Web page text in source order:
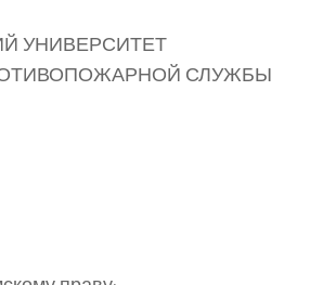
УНИВЕРСИТЕТ
СЛУЖБЫ